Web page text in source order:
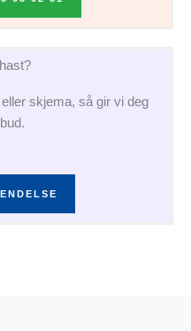
skjema, så gir vi deg